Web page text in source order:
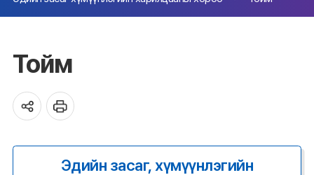
Тойм
Эдийн засаг, хүмүүнлэгийн